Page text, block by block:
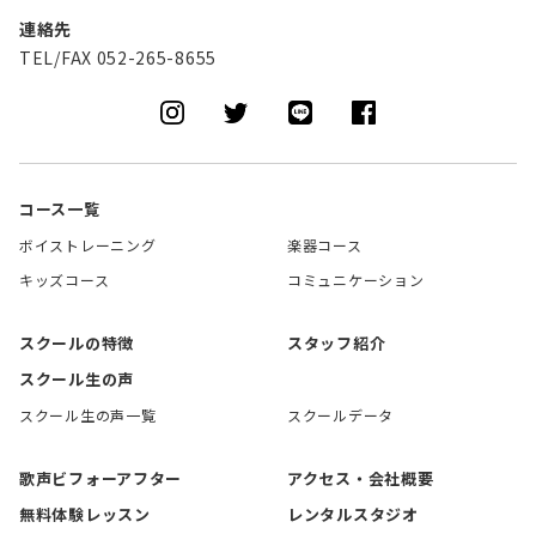
連絡先
TEL/FAX 052-265-8655
コース一覧
ボイストレーニング
楽器コース
キッズコース
コミュニケーション
スクールの特徴
スタッフ紹介
スクール生の声
スクール生の声一覧 スクールデータ
歌声ビフォーアフター
アクセス・会社概要
無料体験レッスン
レンタルスタジオ